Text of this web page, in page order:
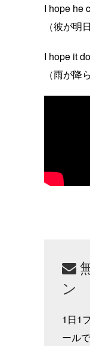
I hope he
（彼が明
I hope it
（雨が降
ン
1日1
ール